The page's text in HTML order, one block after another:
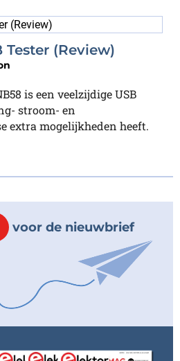
Tester (Review)
is een veelzijdige USB
stroom- en
extra mogelijkheden heeft.
voor de nieuwbrief